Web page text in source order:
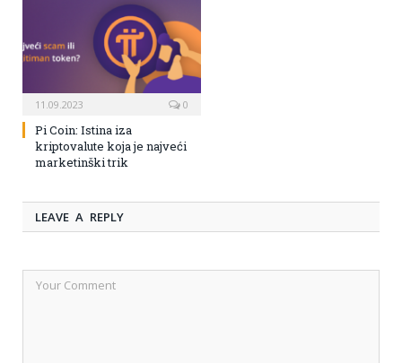
11.09.2023 0
Pi Coin: Istina iza
kriptovalute koja je najveći
marketinški trik
LEAVE A REPLY